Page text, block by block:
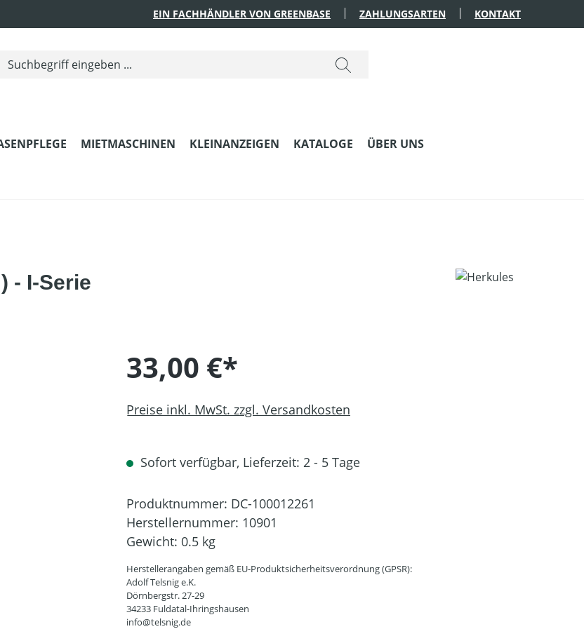
EIN FACHHÄNDLER VON GREENBASE ZAHLUNGSARTEN KONTAKT
MIETMASCHINEN KLEINANZEIGEN KATALOGE ÜBER UNS
- I-Serie
33,00 €*
Preise inkl. MwSt. zzgl. Versandkosten
Sofort verfügbar, Lieferzeit: 2 - 5 Tage
Produktnummer: DC-100012261
Herstellernummer: 10901
Gewicht: 0.5 kg
Herstellerangaben gemäß EU-Produktsicherheitsverordnung (GPSR):
Adolf Telsnig e.K.
Dörnbergstr. 27-29
34233 Fuldatal-Ihringshausen
info@telsnig.de